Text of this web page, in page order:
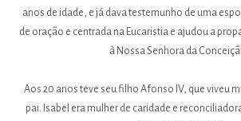
anos de idade, e já dava testemunho de uma
de oração e centrada na Eucaristia e ajudou a
à Nossa Senhora da
Aos 20 anos teve seu filho Afonso IV, que viveu
pai. Isabel era mulher de caridade e